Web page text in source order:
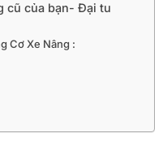
cũ của bạn- Đại tu
Cơ Xe Nâng :